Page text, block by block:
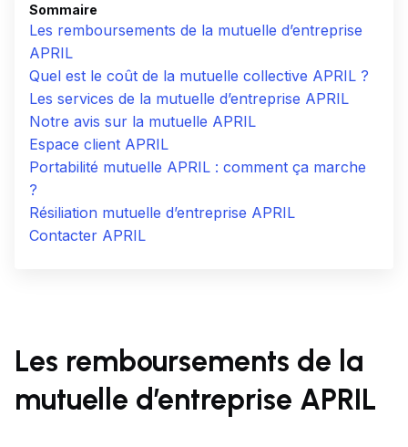
Sommaire
Les remboursements de la mutuelle d’entreprise
APRIL
Quel est le coût de la mutuelle collective APRIL ?
Les services de la mutuelle d’entreprise APRIL
Notre avis sur la mutuelle APRIL
Espace client APRIL
Portabilité mutuelle APRIL : comment ça marche
?
Résiliation mutuelle d’entreprise APRIL
Contacter APRIL
Les remboursements de la
mutuelle d’entreprise APRIL